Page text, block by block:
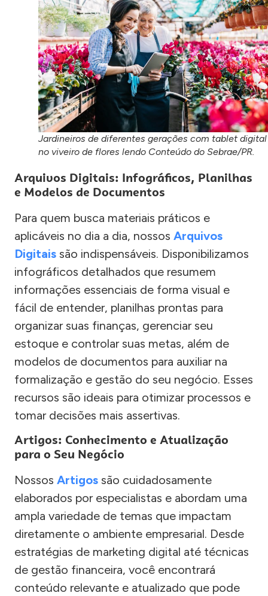
Jardineiros de diferentes gerações com tablet digital
no viveiro de flores lendo Conteúdo do Sebrae/PR.
Arquivos Digitais: Infográficos, Planilhas
e Modelos de Documentos
Para quem busca materiais práticos e
aplicáveis no dia a dia, nossos Arquivos
Digitais são indispensáveis. Disponibilizamos
infográficos detalhados que resumem
informações essenciais de forma visual e
fácil de entender, planilhas prontas para
organizar suas finanças, gerenciar seu
estoque e controlar suas metas, além de
modelos de documentos para auxiliar na
formalização e gestão do seu negócio. Esses
recursos são ideais para otimizar processos e
tomar decisões mais assertivas.
Artigos: Conhecimento e Atualização
para o Seu Negócio
Nossos Artigos são cuidadosamente
elaborados por especialistas e abordam uma
ampla variedade de temas que impactam
diretamente o ambiente empresarial. Desde
estratégias de marketing digital até técnicas
de gestão financeira, você encontrará
conteúdo relevante e atualizado que pode